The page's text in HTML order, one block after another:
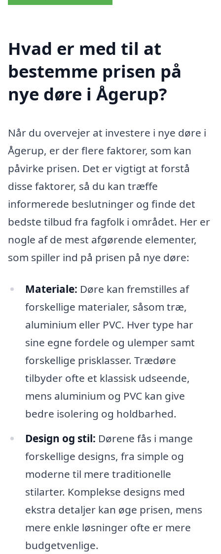
Hvad er med til at
bestemme prisen på
nye døre i Ågerup?
Når du overvejer at investere i nye døre i
Ågerup, er der flere faktorer, som kan
påvirke prisen. Det er vigtigt at forstå
disse faktorer, så du kan træffe
informerede beslutninger og finde det
bedste tilbud fra fagfolk i området. Her er
nogle af de mest afgørende elementer,
som spiller ind på prisen på nye døre:
Materiale: Døre kan fremstilles af
forskellige materialer, såsom træ,
aluminium eller PVC. Hver type har
sine egne fordele og ulemper samt
forskellige prisklasser. Trædøre
tilbyder ofte et klassisk udseende,
mens aluminium og PVC kan give
bedre isolering og holdbarhed.
Design og stil: Dørene fås i mange
forskellige designs, fra simple og
moderne til mere traditionelle
stilarter. Komplekse designs med
ekstra detaljer kan øge prisen, mens
mere enkle løsninger ofte er mere
budgetvenlige.